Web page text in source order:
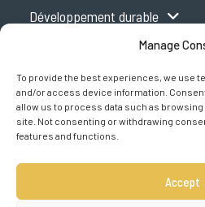
Manage
To provide the best experiences, we use
and/or access device information.
allow us to process data such as
site. Not consenting or withdrawing
features and functions.
Accept
Développement durable
Podcast
Concrete Design Handbook
Presse